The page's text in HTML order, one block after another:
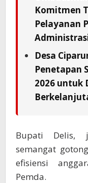
Komitmen
Pelayanan
Desa
Penetapan
2026 untuk
Bupati Delis,
semangat
efisiensi
Pemda.